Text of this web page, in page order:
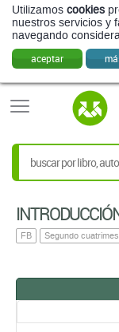
Utilizamos cookies
nuestros servicios y
navegando
aceptar
FB Segundo